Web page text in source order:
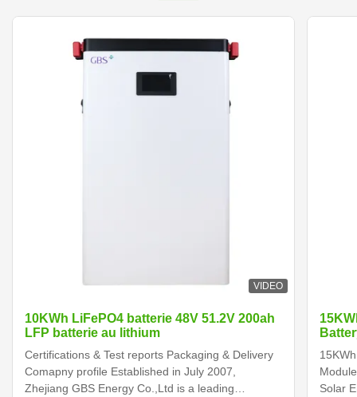
VIDEO
10KWh LiFePO4 batterie 48V 51.2V 200ah
LFP batterie au lithium
Certifications & Test reports Packaging & Delivery
Comapny profile Established in July 2007,
Zhejiang GBS Energy Co.,Ltd is a leading
Solar